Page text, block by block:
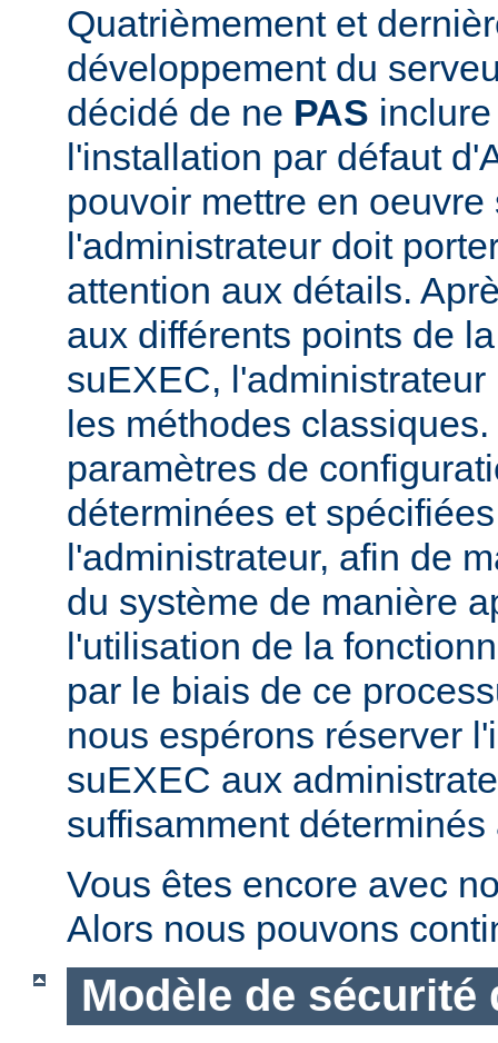
Quatrièmement et
développement du
décidé de ne PAS
l'installation par défaut
pouvoir mettre en oeuvre
l'administrateur doit
attention aux détails.
aux différents points de
suEXEC,
les méthodes
paramètres de
déterminées et
l'administrateur, afin de
du système de manière
l'utilisation de la
par le biais de ce
nous espérons réserver
suEXEC aux
suffisamment
Vous êtes encore avec
Alors nous pouvons
Modèle de sécurité